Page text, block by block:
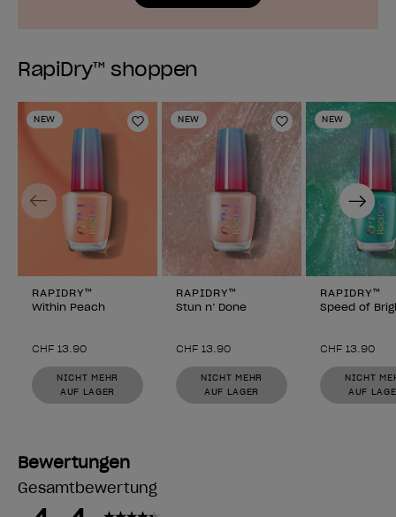
RapiDry™ shoppen
NEW
Zur Wunschliste hinzufügen
RAPIDRY™
Within Peach
CHF 13.90
NICHT MEHR
AUF LAGER
NEW
Zur
RAPIDRY™
Stun n’ Done
CHF 13.90
NICHT MEHR
AUF LAGER
NEW
RAPIDRY™
Speed of
CHF 13.90
NICHT
AUF
Previous Next